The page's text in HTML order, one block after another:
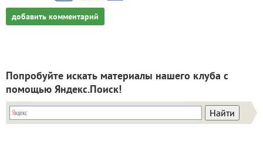
добавить комментарий
Попробуйте искать материалы нашего клуба с
помощью Яндекс.Поиск!